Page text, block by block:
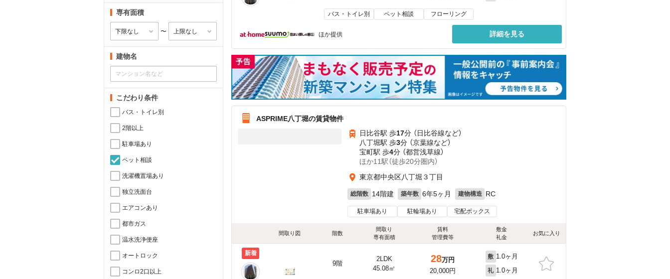
専有面積
〜
建物名
こだわり条件
バス・トイレ別
2階以上
駐車場あり
ペット相談
洗濯機置場あり
独立洗面台
エアコンあり
都市ガス
温水洗浄便座
オートロック
コンロ2口以上
バス・トイレ別 ペット相談 フローリング
ほか提供 詳細を見る
ASPRIME八丁堀の賃貸物件
日比谷駅 歩17分 （日比谷線など）
八丁堀駅 歩3分 （京葉線など）
宝町駅 歩4分 （都営浅草線）
ほか11駅（徒歩20分圏内）
東京都中央区八丁堀３丁目
総階数 14階建 築年数 6年5ヶ月 建物構造 RC
駐車場あり 駐輪場あり 宅配ボックス
間取り図 階数
間取り
専有面積
賃料
管理費等
敷金
礼金
お気に入り
新着
9階
2LDK
45.08㎡
28万円
20,000円
敷 1.0ヶ月
礼 1.0ヶ月